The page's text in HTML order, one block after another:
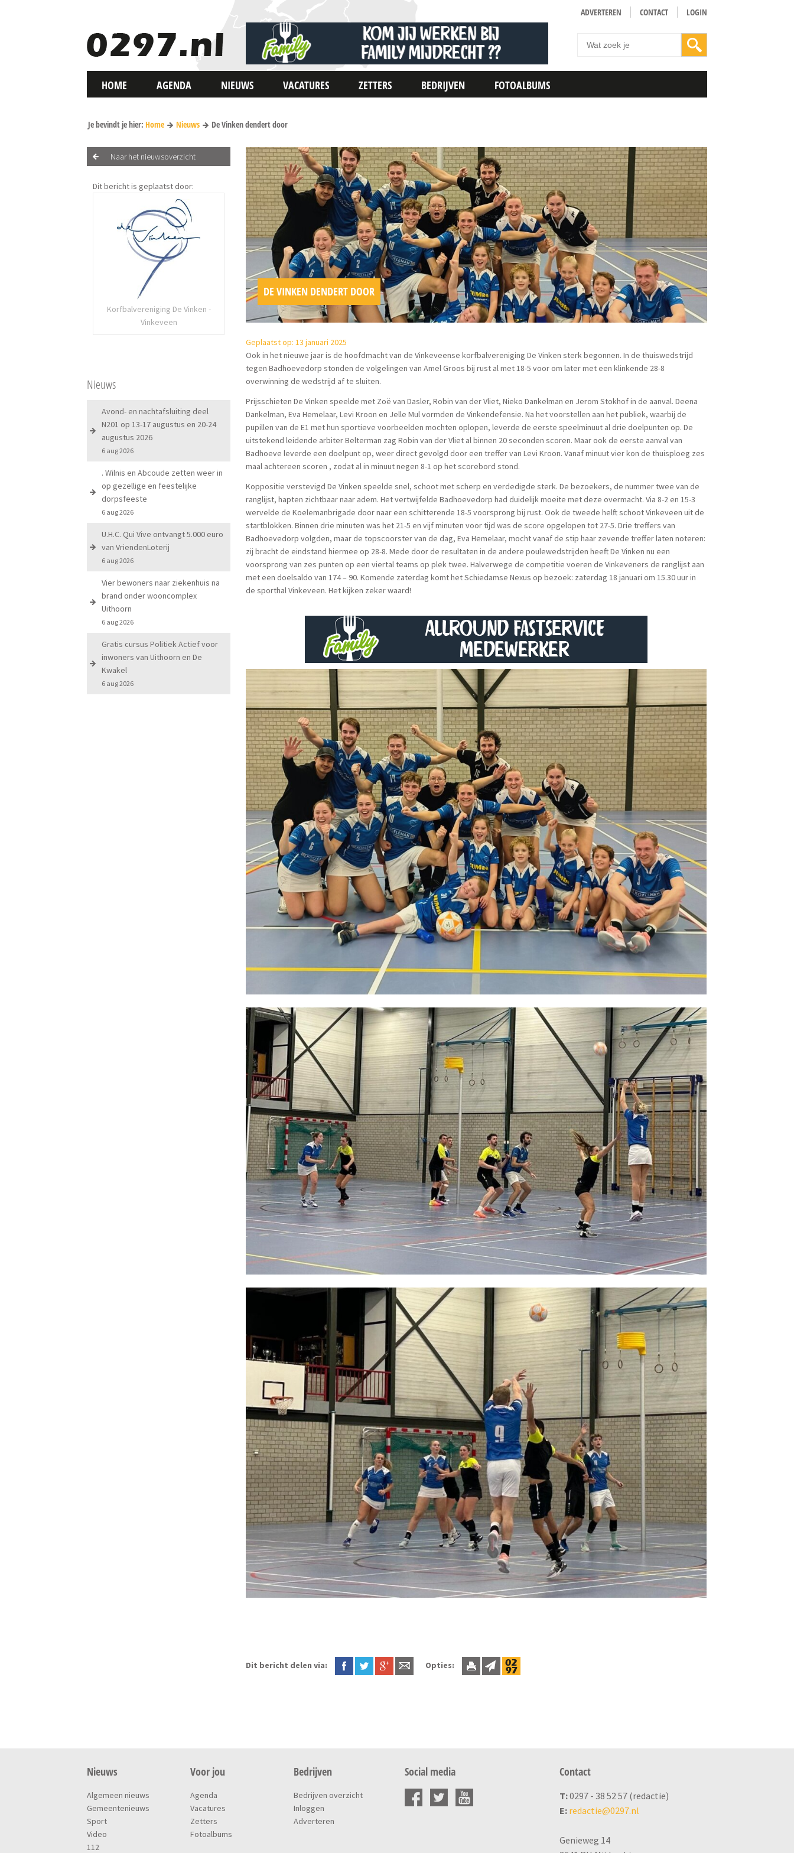
ADVERTEREN CONTACT LOGIN
HOME AGENDA NIEUWS VACATURES ZETTERS BEDRIJVEN FOTOALBUMS
Je bevindt je hier: Home Nieuws De Vinken dendert door
Naar het nieuwsoverzicht
Dit bericht is geplaatst door:
Korfbalvereniging De Vinken -
Vinkeveen
Nieuws
Avond- en nachtafsluiting deel
N201 op 13-17 augustus en 20-24
augustus 2026
6 aug 2026
. Wilnis en Abcoude zetten weer in
op gezellige en feestelijke
dorpsfeeste
6 aug 2026
U.H.C. Qui Vive ontvangt 5.000 euro
van VriendenLoterij
6 aug 2026
Vier bewoners naar ziekenhuis na
brand onder wooncomplex
Uithoorn
6 aug 2026
Gratis cursus Politiek Actief voor
inwoners van Uithoorn en De
Kwakel
6 aug 2026
DE VINKEN DENDERT DOOR
Geplaatst op: 13 januari 2025
Ook in het nieuwe jaar is de hoofdmacht van de Vinkeveense korfbalvereniging De Vinken sterk begonnen. In de thuiswedstrijd
tegen Badhoevedorp stonden de volgelingen van Amel Groos bij rust al met 18-5 voor om later met een klinkende 28-8
overwinning de wedstrijd af te sluiten.
Prijsschieten De Vinken speelde met Zoë van Dasler, Robin van der Vliet, Nieko Dankelman en Jerom Stokhof in de aanval. Deena
Dankelman, Eva Hemelaar, Levi Kroon en Jelle Mul vormden de Vinkendefensie. Na het voorstellen aan het publiek, waarbij de
pupillen van de E1 met hun sportieve voorbeelden mochten oplopen, leverde de eerste speelminuut al drie doelpunten op. De
uitstekend leidende arbiter Belterman zag Robin van der Vliet al binnen 20 seconden scoren. Maar ook de eerste aanval van
Badhoeve leverde een doelpunt op, weer direct gevolgd door een treffer van Levi Kroon. Vanaf minuut vier kon de thuisploeg zes
maal achtereen scoren , zodat al in minuut negen 8-1 op het scorebord stond.
Koppositie verstevigd De Vinken speelde snel, schoot met scherp en verdedigde sterk. De bezoekers, de nummer twee van de
ranglijst, hapten zichtbaar naar adem. Het vertwijfelde Badhoevedorp had duidelijk moeite met deze overmacht. Via 8-2 en 15-3
wervelde de Koelemanbrigade door naar een schitterende 18-5 voorsprong bij rust. Ook de tweede helft schoot Vinkeveen uit de
startblokken. Binnen drie minuten was het 21-5 en vijf minuten voor tijd was de score opgelopen tot 27-5. Drie treffers van
Badhoevedorp volgden, maar de topscoorster van de dag, Eva Hemelaar, mocht vanaf de stip haar zevende treffer laten noteren:
zij bracht de eindstand hiermee op 28-8. Mede door de resultaten in de andere poulewedstrijden heeft De Vinken nu een
voorsprong van zes punten op een viertal teams op plek twee. Halverwege de competitie voeren de Vinkeveners de ranglijst aan
met een doelsaldo van 174 – 90. Komende zaterdag komt het Schiedamse Nexus op bezoek: zaterdag 18 januari om 15.30 uur in
de sporthal Vinkeveen. Het kijken zeker waard!
Dit bericht delen via: Opties:
Nieuws
Algemeen nieuws
Gemeentenieuws
Sport
Video
112
Voor jou
Agenda
Vacatures
Zetters
Fotoalbums
Bedrijven
Bedrijven overzicht
Inloggen
Adverteren
Social media Contact
T:0297 - 38 52 57 (redactie)
E: redactie@0297.nl
Genieweg 14